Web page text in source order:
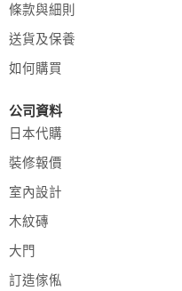
條款與細則
送貨及保養
如何購買
公司資料
日本代購
裝修報價
室內設計
木紋磚
大門
訂造傢俬